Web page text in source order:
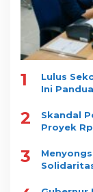
1
Lulus
Ini
2
Skandal
Proyek
3